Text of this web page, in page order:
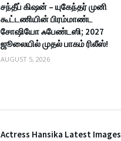
சந்தீப் கிஷன் – யுகேந்தர் முனி
கூட்டணியின் பிரம்மாண்ட
சோஷியோ ஃபேண்டஸி; 2027
ஜூலையில் முதல் பாகம் ரிலீஸ்!
AUGUST 5, 2026
Actress Hansika Latest Images